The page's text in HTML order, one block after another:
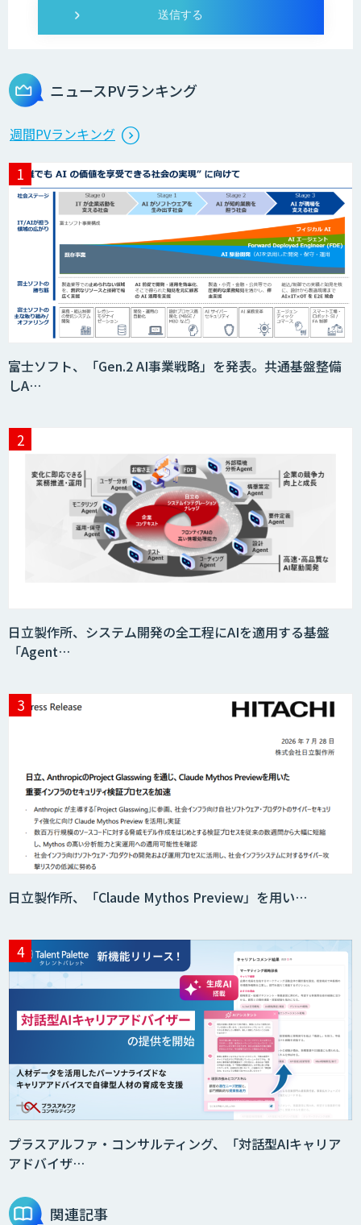
生成AI活用 1day ブートキャンプ
データ分析エージェント
「AI課題の⽬利き」コンサルティングサ
ービス
タ収集・作成
JOINT AI Flow byGMO
Acompany セキュアチャット
AI価格調査ツールSmapra
secondz Agentsense
Smart Search
法人向けAIエージェント「OfficeAI社
2層ナレッジ×AIで顧客コミュニケーシ
ョンを効率化「ZEROCK」
ニュースPVランキング
週間PVランキング
富士ソフト、「Gen.2 AI事業戦略」を発表。共通基盤整備
しA…
日立製作所、システム開発の全工程にAIを適用する基盤
「Agent…
日立製作所、「Claude Mythos Preview」を用い…
プラスアルファ・コンサルティング、「対話型AIキャリア
アドバイザ…
関連記事